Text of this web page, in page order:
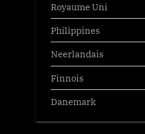
Royaume Uni
Philippines
Neerlandais
Finnois
Danemark